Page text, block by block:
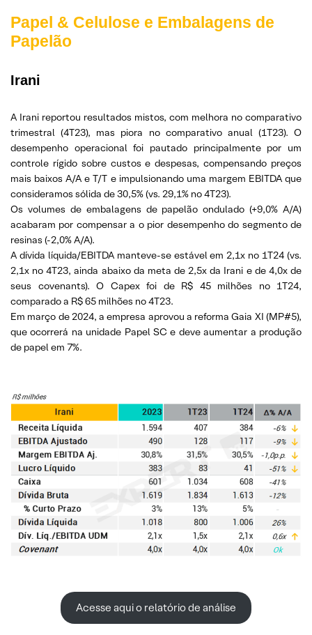
Papel & Celulose e Embalagens de
Papelão
Irani
A Irani reportou resultados mistos, com melhora no comparativo
trimestral (4T23), mas piora no comparativo anual (1T23). O
desempenho operacional foi pautado principalmente por um
controle rígido sobre custos e despesas, compensando preços
mais baixos A/A e T/T e impulsionando uma margem EBITDA que
consideramos sólida de 30,5% (vs. 29,1% no 4T23).
Os volumes de embalagens de papelão ondulado (+9,0% A/A)
acabaram por compensar a o pior desempenho do segmento de
resinas (-2,0% A/A).
A dívida líquida/EBITDA manteve-se estável em 2,1x no 1T24 (vs.
2,1x no 4T23, ainda abaixo da meta de 2,5x da Irani e de 4,0x de
seus covenants). O Capex foi de R$ 45 milhões no 1T24,
comparado a R$ 65 milhões no 4T23.
Em março de 2024, a empresa aprovou a reforma Gaia XI (MP#5),
que ocorrerá na unidade Papel SC e deve aumentar a produção
de papel em 7%.
Acesse aqui o relatório de análise